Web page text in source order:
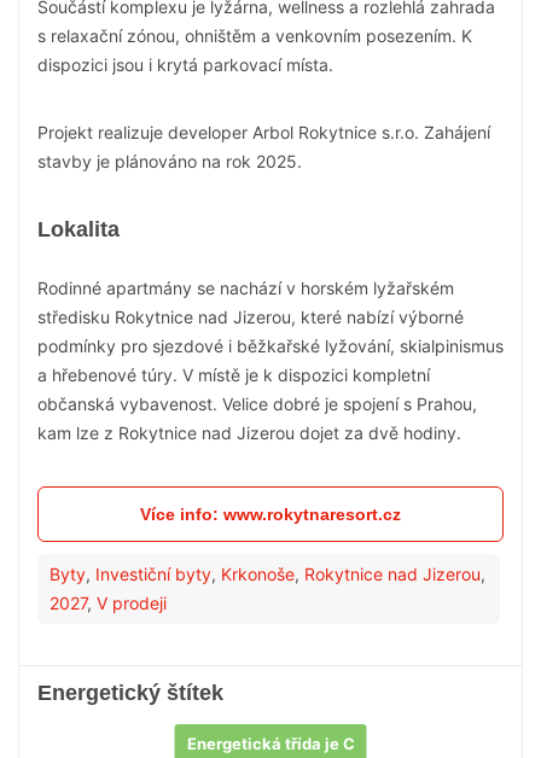
Součástí komplexu je lyžárna, wellness a rozlehlá zahrada
s relaxační zónou, ohništěm a venkovním posezením. K
dispozici jsou i krytá parkovací místa.
Projekt realizuje developer Arbol Rokytnice s.r.o. Zahájení
stavby je plánováno na rok 2025.
Lokalita
Rodinné apartmány se nachází v horském lyžařském
středisku Rokytnice nad Jizerou, které nabízí výborné
podmínky pro sjezdové i běžkařské lyžování, skialpinismus
a hřebenové túry. V místě je k dispozici kompletní
občanská vybavenost. Velice dobré je spojení s Prahou,
kam lze z Rokytnice nad Jizerou dojet za dvě hodiny.
Více info: www.rokytnaresort.cz
Byty, Investiční byty, Krkonoše, Rokytnice nad Jizerou,
2027, V prodeji
Energetický štítek
Energetická třída je C